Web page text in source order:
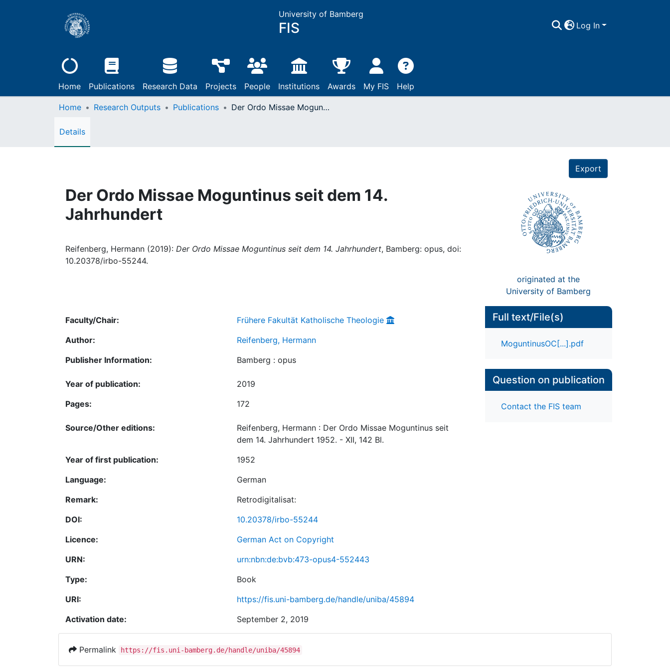
University of Bamberg
FIS Log In
Home Publications Research Data Projects People Institutions Awards My FIS Help
Home Research Outputs Publications Der Ordo Missae Moguntinus seit dem 14. Jahrhundert
Details
Export
Der Ordo Missae Moguntinus seit dem 14.
Jahrhundert
Reifenberg, Hermann (2019): Der Ordo Missae Moguntinus seit dem 14. Jahrhundert, Bamberg: opus, doi:
10.20378/irbo-55244.
originated at the
University of Bamberg
Faculty/Chair:
Frühere Fakultät Katholische Theologie
Author:
Reifenberg, Hermann
Publisher Information:
Bamberg : opus
Year of publication:
2019
Pages:
172
Source/Other editions:
Reifenberg, Hermann : Der Ordo Missae Moguntinus seit
dem 14. Jahrhundert 1952. - XII, 142 Bl.
Year of first publication:
1952
Language:
German
Remark:
Retrodigitalisat:
DOI:
10.20378/irbo-55244
Licence:
German Act on Copyright
URN:
urn:nbn:de:bvb:473-opus4-552443
Type:
Book
URI:
https://fis.uni-bamberg.de/handle/uniba/45894
Activation date:
September 2, 2019
Full text/File(s)
MoguntinusOC[...].pdf
Question on publication
Contact the FIS team
Permalink https://fis.uni-bamberg.de/handle/uniba/45894